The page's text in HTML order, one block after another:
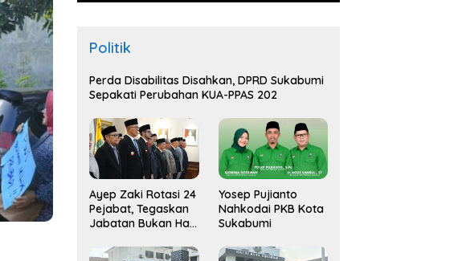
Politik
Perda Disabilitas Disahkan, DPRD Sukabumi
Sepakati Perubahan KUA-PPAS 202
Ayep Zaki Rotasi 24
Pejabat, Tegaskan
Jabatan Bukan Hak
Yosep Pujianto
Nahkodai PKB Kota
Sukabumi